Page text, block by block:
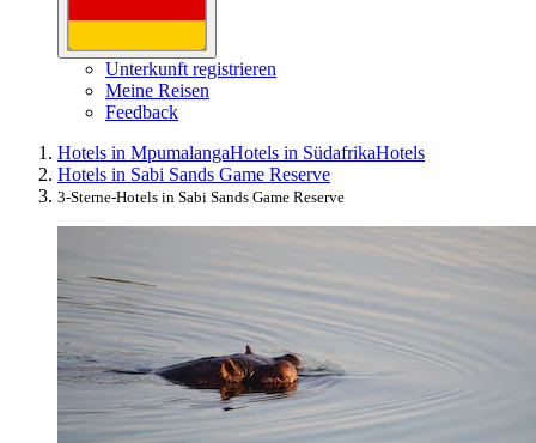
Unterkunft registrieren
Meine Reisen
Feedback
Hotels in MpumalangaHotels in SüdafrikaHotels
Hotels in Sabi Sands Game Reserve
3-Sterne-Hotels in Sabi Sands Game Reserve